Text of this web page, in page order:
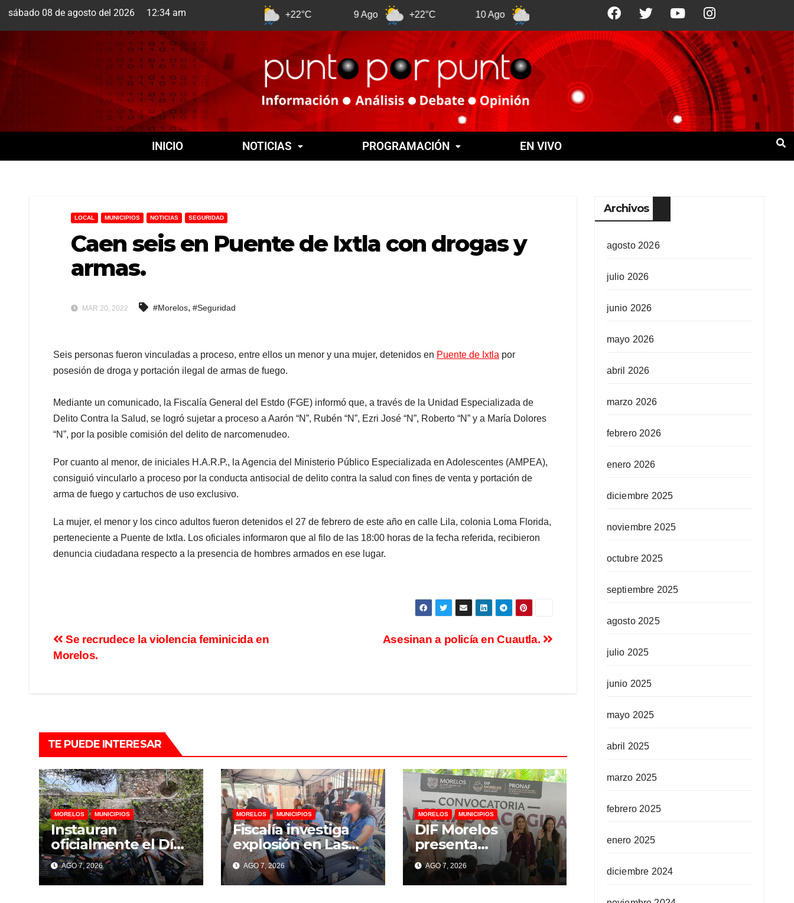
sábado 08 de agosto del 2026 12:34 am
Cuernavaca +22°C +22°C +21°C +22°C 12 Ago
INICIO NOTICIAS PROGRAMACIÓN EN VIVO
LOCAL MUNICIPIOS NOTICIAS SEGURIDAD
Caen seis en Puente de Ixtla con drogas y
armas.
MAR 20, 2022 #Morelos, #Seguridad
Seis personas fueron vinculadas a proceso, entre ellos un menor y una mujer, detenidos en Puente de Ixtla por
posesión de droga y portación ilegal de armas de fuego.
Mediante un comunicado, la Fiscalía General del Estdo (FGE) informó que, a través de la Unidad Especializada de
Delito Contra la Salud, se logró sujetar a proceso a Aarón “N”, Rubén “N”, Ezri José “N”, Roberto “N” y a María Dolores
“N”, por la posible comisión del delito de narcomenudeo.
Por cuanto al menor, de iniciales H.A.R.P., la Agencia del Ministerio Público Especializada en Adolescentes (AMPEA),
consiguió vincularlo a proceso por la conducta antisocial de delito contra la salud con fines de venta y portación de
arma de fuego y cartuchos de uso exclusivo.
La mujer, el menor y los cinco adultos fueron detenidos el 27 de febrero de este año en calle Lila, colonia Loma Florida,
perteneciente a Puente de Ixtla. Los oficiales informaron que al filo de las 18:00 horas de la fecha referida, recibieron
denuncia ciudadana respecto a la presencia de hombres armados en ese lugar.
Asesinan a policía en Cuautla.
Se recrudece la violencia feminicida en
Morelos.
TE PUEDE INTERESAR
MORELOS MUNICIPIOS
Instauran
oficialmente el Día
del Comerciante en
Temixco
AGO 7, 2026
MORELOS MUNICIPIOS
Fiscalía investiga
explosión en Las
Granjas; suman 22
personas
lesionadas y 12
AGO 7, 2026
MORELOS MUNICIPIOS
DIF Morelos
presenta
convocatoria para
familias de acogida
AGO 7, 2026
Archivos
agosto 2026
julio 2026
junio 2026
mayo 2026
abril 2026
marzo 2026
febrero 2026
enero 2026
diciembre 2025
noviembre 2025
octubre 2025
septiembre 2025
agosto 2025
julio 2025
junio 2025
mayo 2025
abril 2025
marzo 2025
febrero 2025
enero 2025
diciembre 2024